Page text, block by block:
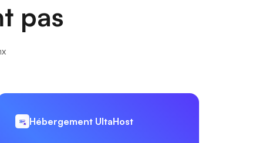
pas
Hébergement UltaHost